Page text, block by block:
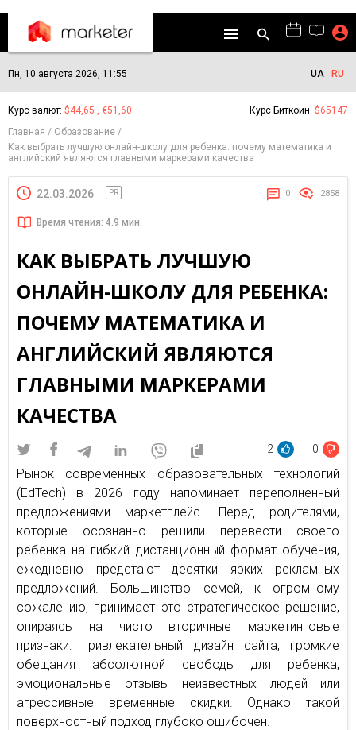
Пн, 10 августа 2026, 11:55 UA RU
Курс валют: $44,65 , €51,60 Курс Биткоин: $65147
Главная
Образование
Как выбрать лучшую онлайн-школу для ребенка: почему математика и
английский являются главными маркерами качества
22.03.2026 PR 0 2858
Время чтения: 4.9 мин.
КАК ВЫБРАТЬ ЛУЧШУЮ
ОНЛАЙН-ШКОЛУ ДЛЯ РЕБЕНКА:
ПОЧЕМУ МАТЕМАТИКА И
АНГЛИЙСКИЙ ЯВЛЯЮТСЯ
ГЛАВНЫМИ МАРКЕРАМИ
КАЧЕСТВА
2 0
Рынок современных образовательных технологий
(EdTech) в 2026 году напоминает переполненный
предложениями маркетплейс. Перед родителями,
которые осознанно решили перевести своего
ребенка на гибкий дистанционный формат обучения,
ежедневно предстают десятки ярких рекламных
предложений. Большинство семей, к огромному
сожалению, принимает это стратегическое решение,
опираясь на чисто вторичные маркетинговые
признаки: привлекательный дизайн сайта, громкие
обещания абсолютной свободы для ребенка,
эмоциональные отзывы неизвестных людей или
агрессивные временные скидки. Однако такой
поверхностный подход глубоко ошибочен.